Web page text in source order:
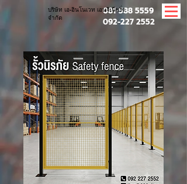
081-588 5559
092-227 2552
บริษัท เอ-อินโนเวท เอนจิเนียริ่ง
จำกัด